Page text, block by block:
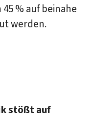
% auf beinahe
werden.
stößt auf